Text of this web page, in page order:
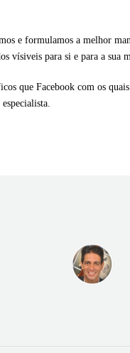
e formulamos a melhor
vísiveis para si e para a sua
que Facebook com os